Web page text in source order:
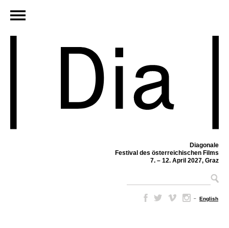
Diagonale
Festival des österreichischen Films
7. – 12. April 2027, Graz
– English